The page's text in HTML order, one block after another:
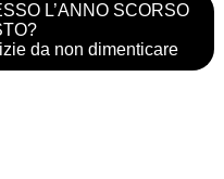
L’ANNO SCORSO
da non dimenticare